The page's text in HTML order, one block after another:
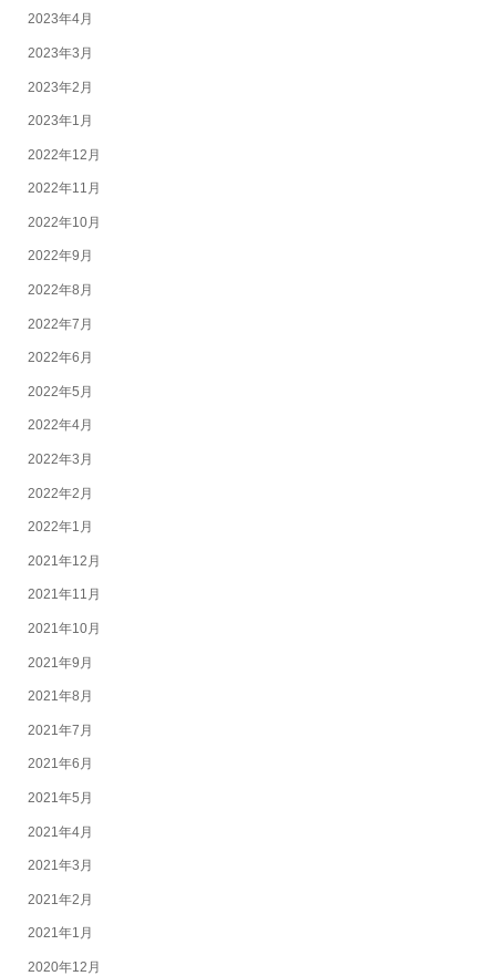
2023年4月
2023年3月
2023年2月
2023年1月
2022年12月
2022年11月
2022年10月
2022年9月
2022年8月
2022年7月
2022年6月
2022年5月
2022年4月
2022年3月
2022年2月
2022年1月
2021年12月
2021年11月
2021年10月
2021年9月
2021年8月
2021年7月
2021年6月
2021年5月
2021年4月
2021年3月
2021年2月
2021年1月
2020年12月